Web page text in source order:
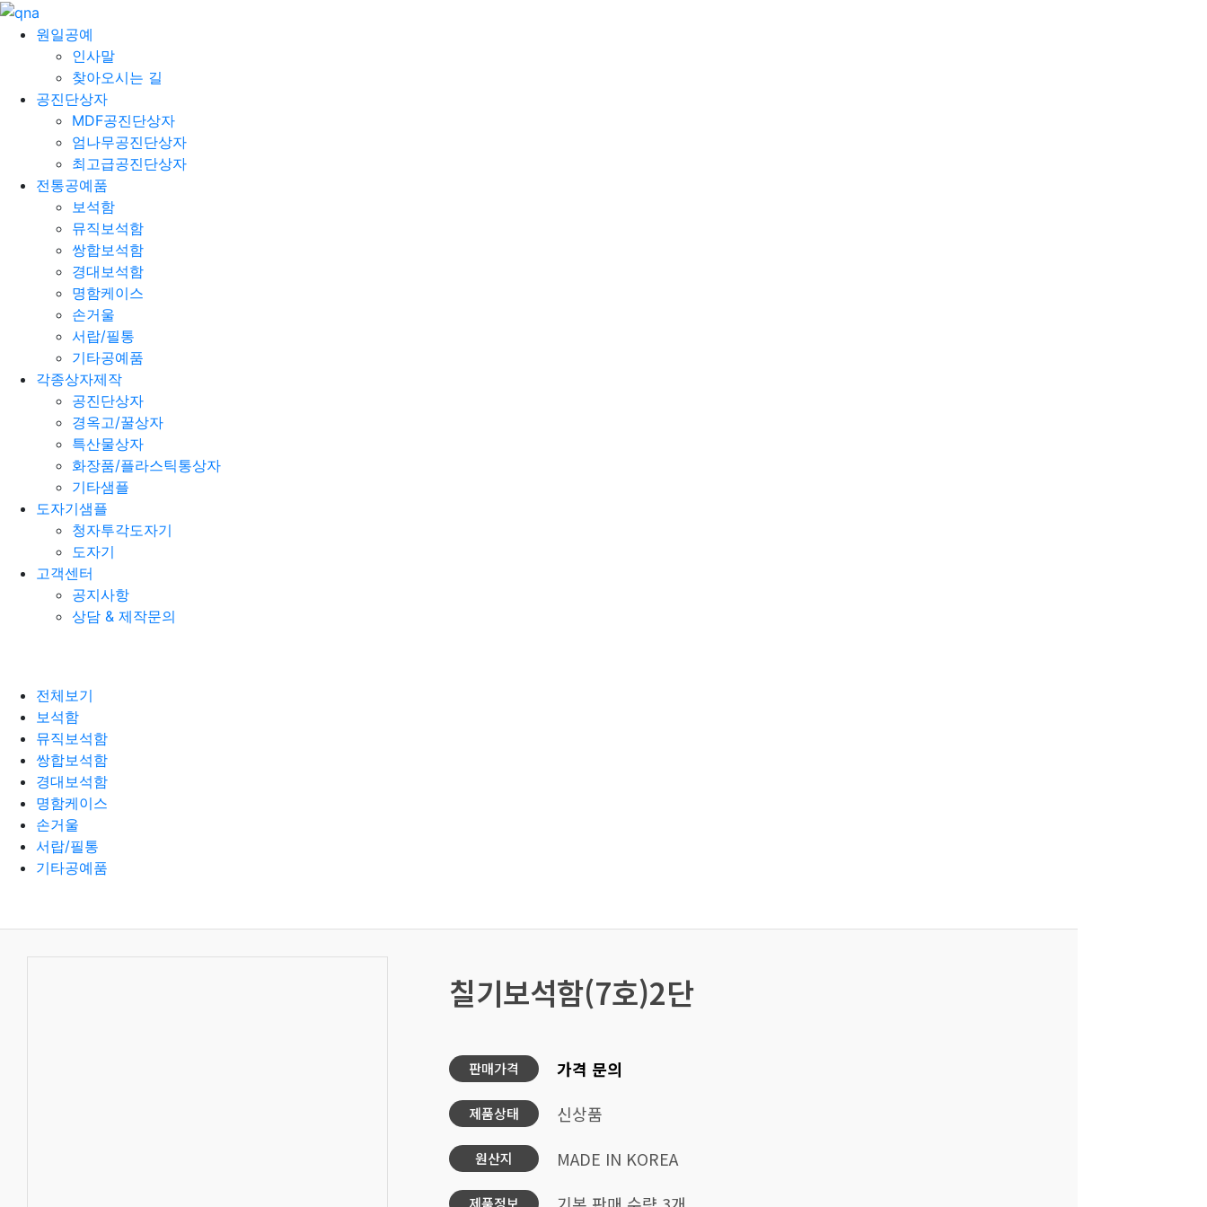
원일공예
인사말
찾아오시는 길
공진단상자
MDF공진단상자
엄나무공진단상자
최고급공진단상자
전통공예품
보석함
뮤직보석함
쌍합보석함
경대보석함
명함케이스
손거울
서랍/필통
기타공예품
각종상자제작
공진단상자
경옥고/꿀상자
특산물상자
화장품/플라스틱통상자
기타샘플
도자기샘플
청자투각도자기
도자기
고객센터
공지사항
상담 & 제작문의
전체보기
보석함
뮤직보석함
쌍합보석함
경대보석함
명함케이스
손거울
서랍/필통
기타공예품
칠기보석함(7호)2단
판매가격 가격 문의
제품상태 신상품
원산지 MADE IN KOREA
제품정보